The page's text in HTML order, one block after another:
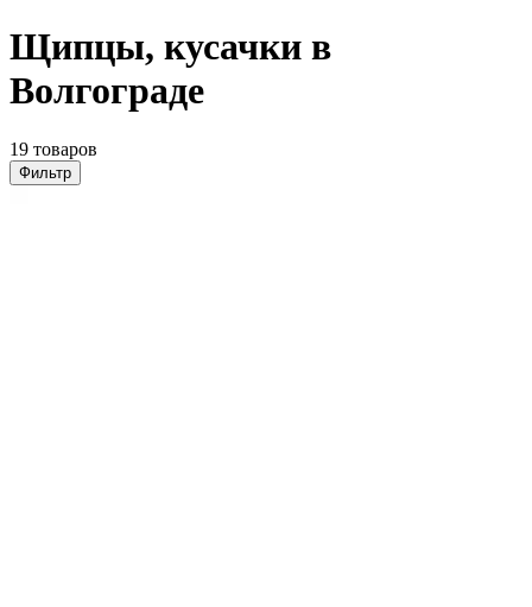
Щипцы, кусачки в
Волгограде
19 товаров
Фильтр